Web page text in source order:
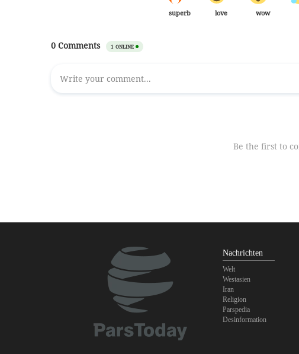
Nachrichten
Welt
Westasien
Iran
Religion
Parspedia
Desinformation